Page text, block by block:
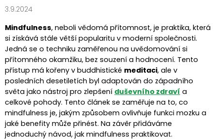
3.9.2024
Mindfulness, neboli vědomá přítomnost, je praktika, která
si získává stále větší popularitu v moderní společnosti.
Jedná se o techniku zaměřenou na uvědomování si
přítomného okamžiku, bez souzení a hodnocení. Tento
přístup má kořeny v buddhistické meditaci, ale v
posledních desetiletích byl adaptován do západního
světa jako nástroj pro zlepšení duševního zdraví a
celkové pohody. Tento článek se zaměřuje na to, co
mindfulness je, jakým způsobem ovlivňuje funkci mozku a
jaké benefity může přinést. Na závěr přidáváme
jednoduchý návod, jak mindfulness praktikovat.